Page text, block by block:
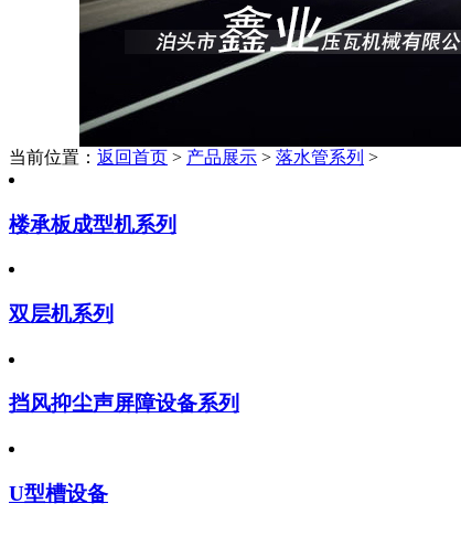
当前位置： 返回首页 > 产品展示 > 落水管系列 >
楼承板成型机系列
双层机系列
挡风抑尘声屏障设备系列
U型槽设备